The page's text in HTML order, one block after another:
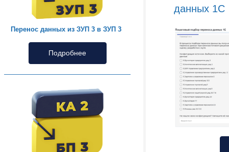
Перенос данных из ЗУП 3 в ЗУП 3
Подробнее
данных 1С